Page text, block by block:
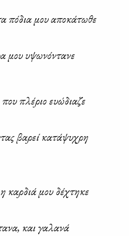
πό­δια μου απο­κά­τω­θε
μου υψω­νό­ντα­νε
πλέ­ριο ευώ­δια­ζε
βα­ρεί κα­τά­ψυ­χρη
καρ­διά μου δέ­χτη­κε
και γα­λα­νά